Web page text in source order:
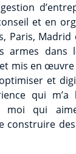
et en
Paris, Madrid
armes dans
et mis en
et
qui m’a
moi qui
construire